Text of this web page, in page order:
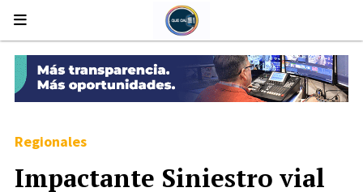
Impactante Siniestro vial
Regionales